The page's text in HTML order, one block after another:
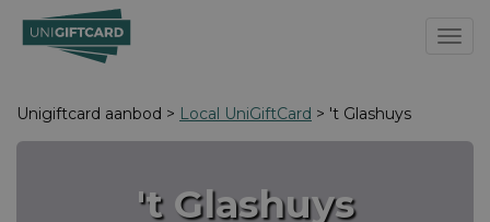
Unigiftcard aanbod > Local UniGiftCard > 't Glashuys
't Glashuys